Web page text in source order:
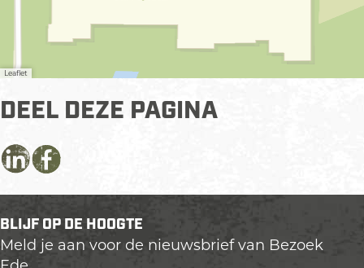
Leaflet
DEEL DEZE PAGINA
D
l
d
D
l
d
l
d
BLIJF OP DE HOOGTE
Meld je aan voor de nieuwsbrief van Bezoek